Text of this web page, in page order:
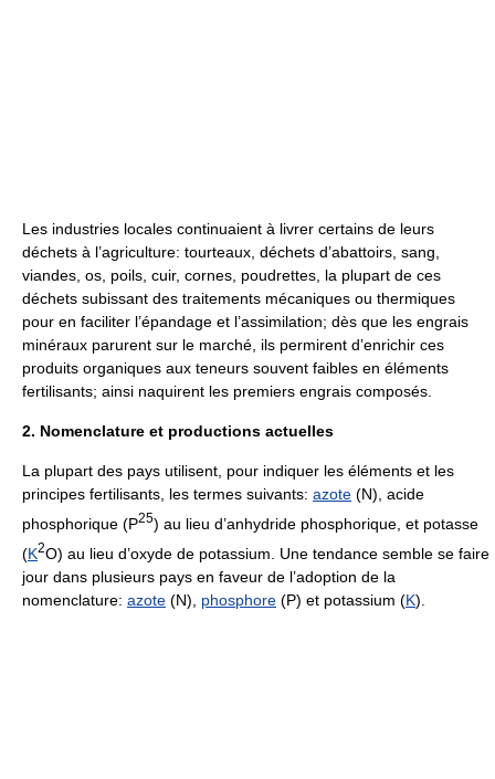
Les industries locales continuaient à livrer certains de leurs
déchets à l’agriculture: tourteaux, déchets d’abattoirs, sang,
viandes, os, poils, cuir, cornes, poudrettes, la plupart de ces
déchets subissant des traitements mécaniques ou thermiques
pour en faciliter l’épandage et l’assimilation; dès que les engrais
minéraux parurent sur le marché, ils permirent d’enrichir ces
produits organiques aux teneurs souvent faibles en éléments
fertilisants; ainsi naquirent les premiers engrais composés.
2. Nomenclature et productions actuelles
La plupart des pays utilisent, pour indiquer les éléments et les
principes fertilisants, les termes suivants: azote (N), acide
phosphorique (P25) au lieu d’anhydride phosphorique, et potasse
(K2O) au lieu d’oxyde de potassium. Une tendance semble se faire
jour dans plusieurs pays en faveur de l’adoption de la
nomenclature: azote (N), phosphore (P) et potassium (K).